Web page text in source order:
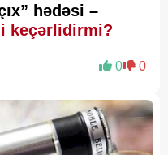
hədəsi –
keçərlidirmi?
0 0